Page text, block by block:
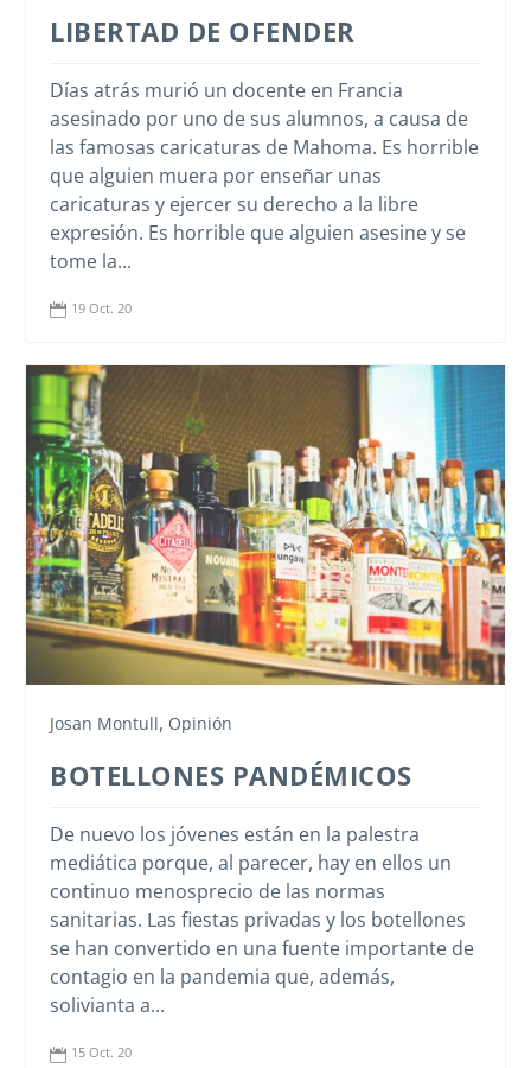
LIBERTAD DE OFENDER
Días atrás murió un docente en Francia
asesinado por uno de sus alumnos, a causa de
las famosas caricaturas de Mahoma. Es horrible
que alguien muera por enseñar unas
caricaturas y ejercer su derecho a la libre
expresión. Es horrible que alguien asesine y se
tome la...
 19 Oct. 20
Josan Montull, Opinión
BOTELLONES PANDÉMICOS
De nuevo los jóvenes están en la palestra
mediática porque, al parecer, hay en ellos un
continuo menosprecio de las normas
sanitarias. Las fiestas privadas y los botellones
se han convertido en una fuente importante de
contagio en la pandemia que, además,
solivianta a...
 15 Oct. 20